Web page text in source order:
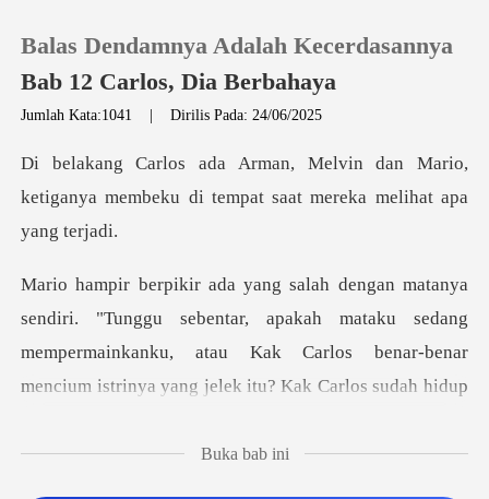
0
Pengisian Ulang
Riwayat Membaca
Keluar
Balas Dendamnya Adalah Kecerdasannya
Bab 12 Carlos, Dia Berbahaya
Jumlah Kata:1041 |Dirilis Pada: 24/06/2025
an Mario,
ketiganya membeku di tempat
, apakah mataku sedang
mempermainkanku, atau Kak Carlos benar-benar
mencium i
Buka bab ini